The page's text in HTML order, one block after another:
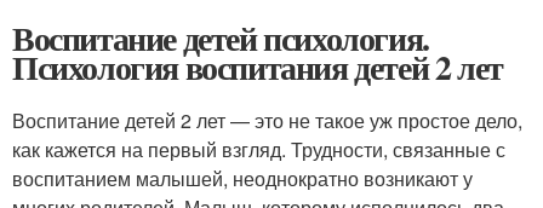
Воспитание детей психология.
Психология воспитания детей 2 лет
Воспитание детей 2 лет — это не такое уж простое дело,
как кажется на первый взгляд. Трудности, связанные с
воспитанием малышей, неоднократно возникают у